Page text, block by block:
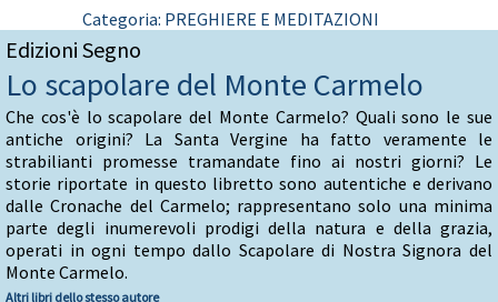
Categoria: PREGHIERE E MEDITAZIONI
Edizioni Segno
Lo scapolare del Monte Carmelo
Che cos'è lo scapolare del Monte Carmelo? Quali sono le sue
antiche origini? La Santa Vergine ha fatto veramente le
strabilianti promesse tramandate fino ai nostri giorni? Le
storie riportate in questo libretto sono autentiche e derivano
dalle Cronache del Carmelo; rappresentano solo una minima
parte degli inumerevoli prodigi della natura e della grazia,
operati in ogni tempo dallo Scapolare di Nostra Signora del
Monte Carmelo.
Altri libri dello stesso autore